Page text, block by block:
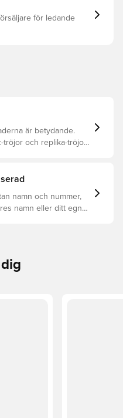
konstruktion
ärmslutför ledande
är betydande.
tröjor och replika-tröjor
namn och nummer,
namn eller ditt egna.